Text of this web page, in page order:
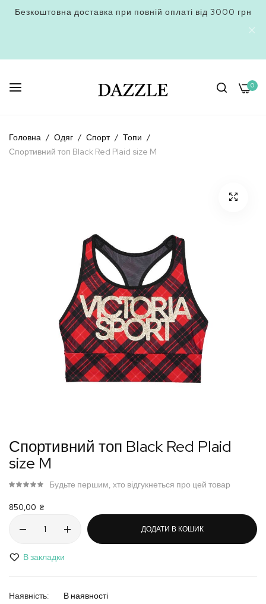
Безкоштовна доставка при повній оплаті від 3000 грн
0
to
Content
Головна Одяг Спорт
Топи
Спортивний топ Black Red Plaid size M
до
початку
зображень
Спортивний топ Black Red Plaid
size M
850,00 ₴
Будьте першим, хто відгукнеться про цей товар
ДОДАТИ В КОШИК
В закладки
В наявності